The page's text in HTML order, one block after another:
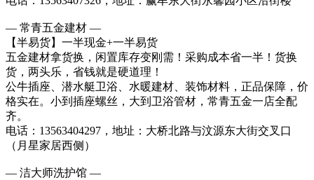
— 常青五金建材 —
【半易货】一半现金+一半易货
五金建材拿货换，闲置库存变刚需！采购成本省一半！货换
货，两头乐，省钱就是硬道理！
公牛插座、潜水艇卫浴、水暖建材、装饰材料，正品保障，价
格实在。小到插座螺丝，大到卫浴管材，常青五金一店全配
齐。
电话：13563404297，地址：大桥北路与汶源东大街交叉口
（月星家居西侧）
— 洁大师洗护馆 —